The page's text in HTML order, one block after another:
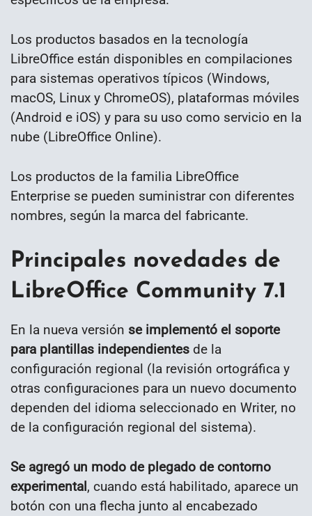
Los productos basados ​​en la tecnología
LibreOffice están disponibles en compilaciones
para sistemas operativos típicos (Windows,
macOS, Linux y ChromeOS), plataformas móviles
(Android e iOS) y para su uso como servicio en la
nube (LibreOffice Online).
Los productos de la familia LibreOffice
Enterprise se pueden suministrar con diferentes
nombres, según la marca del fabricante.
Principales novedades de
LibreOffice Community 7.1
En la nueva versión se implementó el soporte
para plantillas independientes de la
configuración regional (la revisión ortográfica y
otras configuraciones para un nuevo documento
dependen del idioma seleccionado en Writer, no
de la configuración regional del sistema).
Se agregó un modo de plegado de contorno
experimental, cuando está habilitado, aparece un
botón con una flecha junto al encabezado